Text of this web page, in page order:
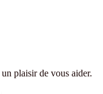
plaisir de vous aider.